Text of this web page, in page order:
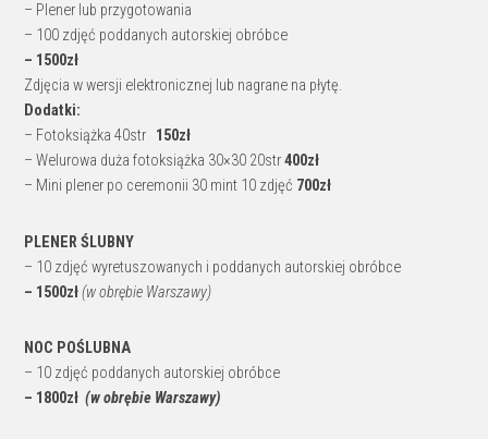
– Plener lub przygotowania
– 100 zdjęć poddanych autorskiej obróbce
– 1500zł
Zdjęcia w wersji elektronicznej lub nagrane na płytę.
Dodatki:
– Fotoksiążka 40str 150zł
– Welurowa duża fotoksiążka 30×30 20str400zł
– Mini plener po ceremonii 30 mint 10 zdjęć 700zł
PLENER ŚLUBNY
– 10 zdjęć wyretuszowanych i poddanych autorskiej obróbce
– 1500zł(w obrębie Warszawy)
NOC POŚLUBNA
– 10 zdjęć poddanych autorskiej obróbce
– 1800zł(w obrębie Warszawy)